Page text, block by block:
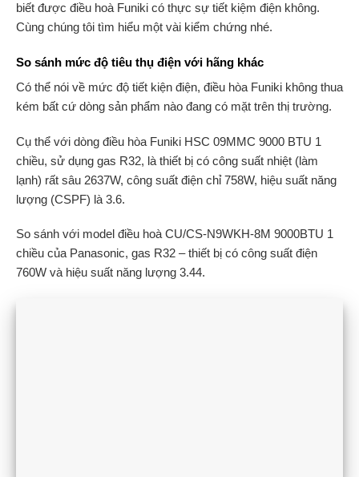
biết được điều hoà Funiki có thực sự tiết kiệm điện không.
Cùng chúng tôi tìm hiểu một vài kiểm chứng nhé.
So sánh mức độ tiêu thụ điện với hãng khác
Có thể nói về mức độ tiết kiện điện, điều hòa Funiki không thua
kém bất cứ dòng sản phẩm nào đang có mặt trên thị trường.
Cụ thể với dòng điều hòa Funiki HSC 09MMC 9000 BTU 1
chiều, sử dụng gas R32, là thiết bị có công suất nhiệt (làm
lạnh) rất sâu 2637W, công suất điện chỉ 758W, hiệu suất năng
lượng (CSPF) là 3.6.
So sánh với model điều hoà CU/CS-N9WKH-8M 9000BTU 1
chiều của Panasonic, gas R32 – thiết bị có công suất điện
760W và hiệu suất năng lượng 3.44.